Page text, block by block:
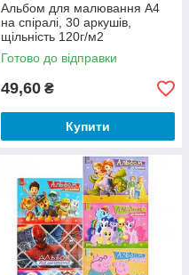
Альбом для малювання А4
на спіралі, 30 аркушів,
щільність 120г/м2
Готово до відправки
49,60 ₴
Купити